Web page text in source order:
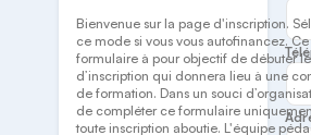
Bienvenue sur la page d'inscription.
ce mode si vous vous autofinancez. Ce
formulaire à pour objectif de débuter
d’inscription qui donnera lieu à une
de formation. Dans un souci
de compléter ce formulaire
toute inscription aboutie. L'équipe